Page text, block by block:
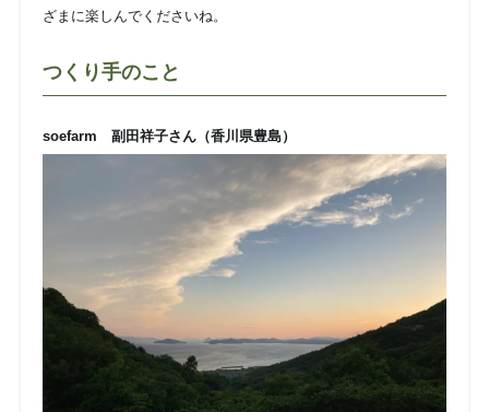
ざまに楽しんでくださいね。
つくり手のこと
soefarm 副田祥子さん（香川県豊島）